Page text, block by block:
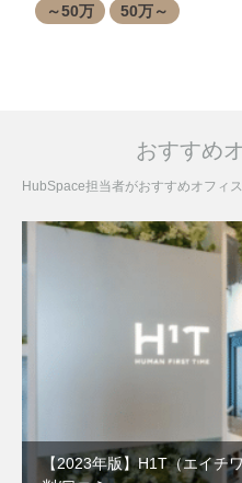
～50万
50万～
おすすめ
HubSpace担当者がおすすめオフィ
【2023年版】H1T（エイチ